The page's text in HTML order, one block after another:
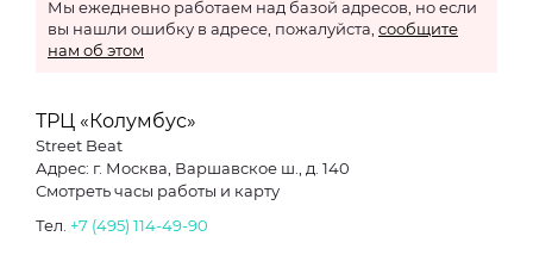
Мы ежедневно работаем над базой адресов, но если
вы нашли ошибку в адресе, пожалуйста, сообщите
нам об этом
ТРЦ «Колумбус»
Street Beat
Адрес: г. Москва, Варшавское ш., д. 140
Смотреть часы работы и карту
Тел. +7 (495) 114-49-90